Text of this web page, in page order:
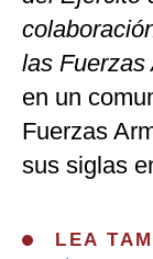
las Fuerzas
en un
Fuerzas
sus siglas
LEA